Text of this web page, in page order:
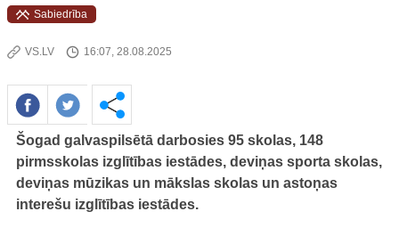
Sabiedrība
VS.LV 16:07, 28.08.2025
Šogad galvaspilsētā darbosies 95 skolas, 148
pirmsskolas izglītības iestādes, deviņas sporta skolas,
deviņas mūzikas un mākslas skolas un astoņas
interešu izglītības iestādes.